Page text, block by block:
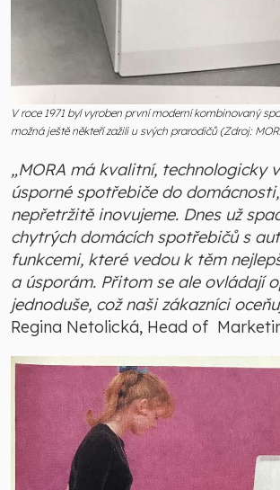
V roce 1971 byl vyroben první moderní kombinovaný
možná ještě někteří zažili u svých prarodičů (Zdroj:
„MORA má kvalitní, technologicky
úsporné spotřebiče do
nepřetržitě inovujeme. Dnes už
chytrých domácích spotřebičů s
funkcemi, které vedou k těm
a úsporám. Přitom se ale ovládají
jednoduše, což naši zákazníci
Regina Netolická, Head of